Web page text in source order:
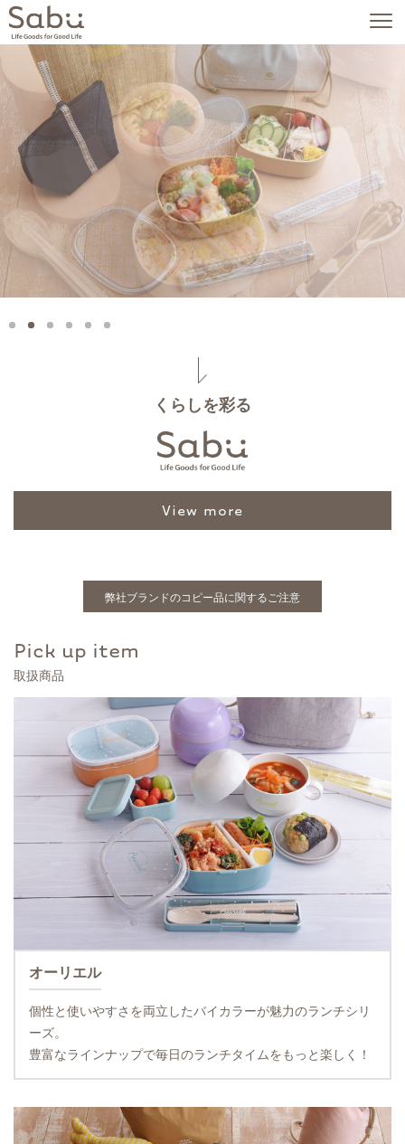
くらしを彩る
view more
弊社ブランドのコピー品に関するご注意
Pick up item
取扱商品
オーリエル
個性と使いやすさを両立したバイカラーが魅力のランチシリ
ーズ。
豊富なラインナップで毎日のランチタイムをもっと楽しく！